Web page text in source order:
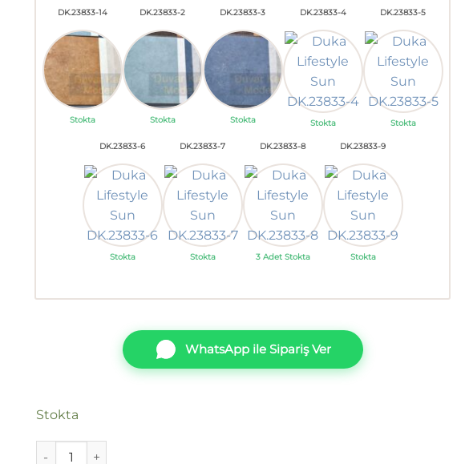
DK.23833-14
Stokta
DK.23833-2
Stokta
DK.23833-3
Stokta
DK.23833-4
Stokta
DK.23833-5
Stokta
DK.23833-6
Stokta
DK.23833-7
Stokta
DK.23833-8
3 Adet Stokta
DK.23833-9
Stokta
WhatsApp ile Sipariş Ver
Stokta
Duka Lifestyle Sun DK.23833-13 adet